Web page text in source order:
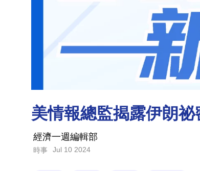
美情報總監揭露伊朗
經濟一週編輯部
時事 Jul 10 2024